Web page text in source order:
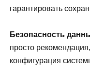
гарантировать
Безопасность
просто
конфигурация